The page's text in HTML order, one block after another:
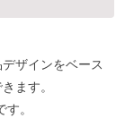
ザインをベース
ます。
。